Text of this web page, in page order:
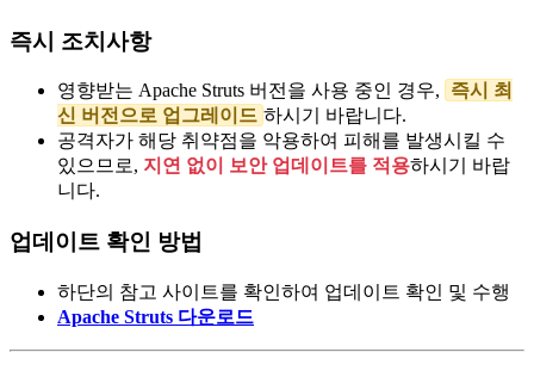
즉시 조치사항
영향받는 Apache Struts 버전을 사용 중인 경우,
즉시 최
신 버전으로 업그레이드 하시기 바랍니다.
공격자가 해당 취약점을 악용하여 피해를 발생시킬 수
있으므로, 지연 없이 보안 업데이트를 적용하시기 바랍
니다.
업데이트 확인 방법
하단의 참고 사이트를 확인하여 업데이트 확인 및 수행
Apache Struts 다운로드